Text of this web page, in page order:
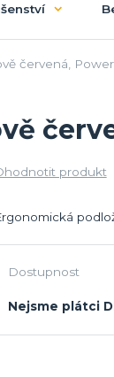
červená,
produkt
Dostupnost
Nejsme plátci